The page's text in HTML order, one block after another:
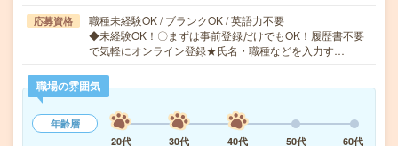
応募資格
職種未経験OK / ブランクOK / 英語力不要
◆未経験OK！〇まずは事前登録だけでもOK！履歴書不要
で気軽にオンライン登録★氏名・職種などを入力す…
職場の雰囲気
年齢層
20代
30代 40代 50代 60代